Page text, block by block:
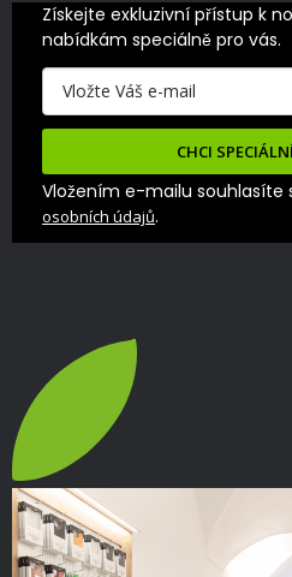
Získejte exkluzivní přístup k
nabídkám speciálně pro vás.
CHCI
Vložením e-mailu souhlasíte
osobních údajů.